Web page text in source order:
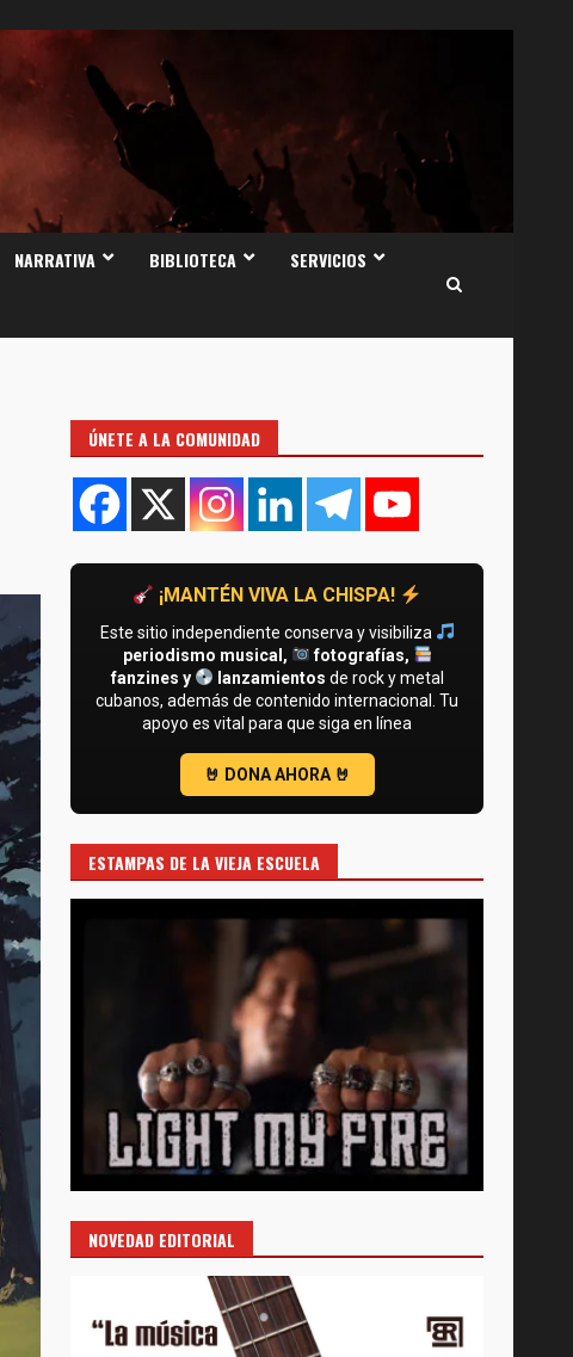
NARRATIVA BIBLIOTECA SERVICIOS
ÚNETE A LA COMUNIDAD
¡MANTÉN VIVA LA CHISPA!
Este sitio independiente conserva y visibiliza
periodismo musical,
fotografías,
fanzines y
lanzamientos de rock y metal
cubanos, además de contenido internacional. Tu
apoyo es vital para que siga en línea
ESTAMPAS DE LA VIEJA ESCUELA
NOVEDAD EDITORIAL